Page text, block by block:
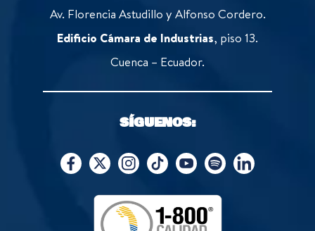
Av. Florencia Astudillo y Alfonso Cordero.
Edificio Cámara de Industrias, piso 13.
Cuenca – Ecuador.
SÍGUENOS: